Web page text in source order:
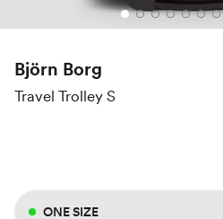
Björn Borg
Travel Trolley S
ONE SIZE